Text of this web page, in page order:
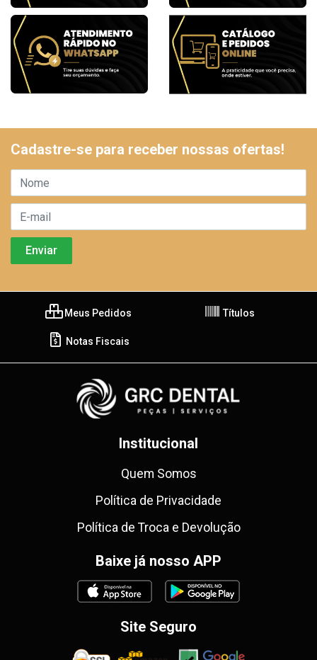
Cadastre-se para receber nossas ofertas!
Meus Pedidos Títulos
Notas Fiscais
Institucional
Quem Somos
Política de Privacidade
Política de Troca e Devolução
Baixe já nosso APP
Site Seguro